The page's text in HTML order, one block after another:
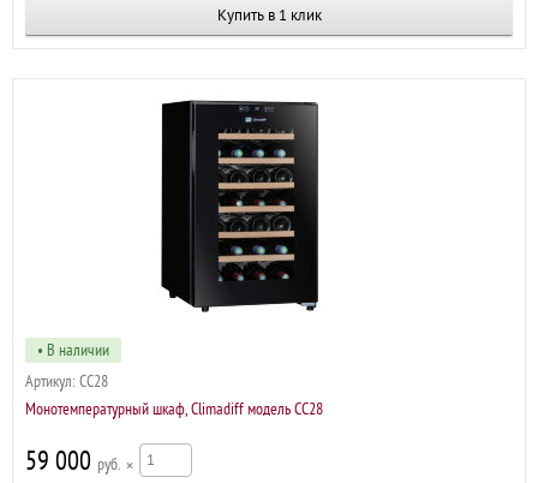
Купить в 1 клик
• В наличии
Артикул: CC28
Монотемпературный шкаф, Climadiff модель CC28
59 000 р ×